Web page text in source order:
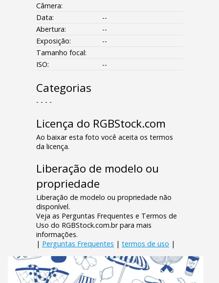
Câmera:
Data:
--
Abertura:
--
Exposição:
--
Tamanho focal:
ISO:
--
Categorias
- - - -
Licença do RGBStock.com
Ao baixar esta foto você aceita os termos
da licença.
Liberação de modelo ou
propriedade
Liberação de modelo ou propriedade não
disponível.
Veja as Perguntas Frequentes e Termos de
Uso do RGBStock.com.br para mais
informações.
| Perguntas Frequentes | termos de uso |